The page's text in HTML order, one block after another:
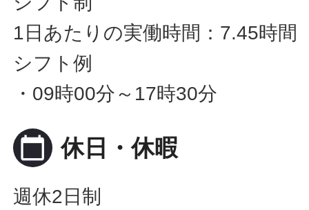
1日あたりの実働時間：7.45時間
シフト例
・09時00分～17時30分
calendar_today 休日・休暇
週休2日制